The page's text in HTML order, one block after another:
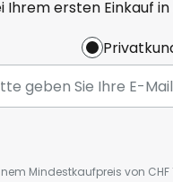
Ihrem ersten Einkauf
Mindestkaufpreis von CHF